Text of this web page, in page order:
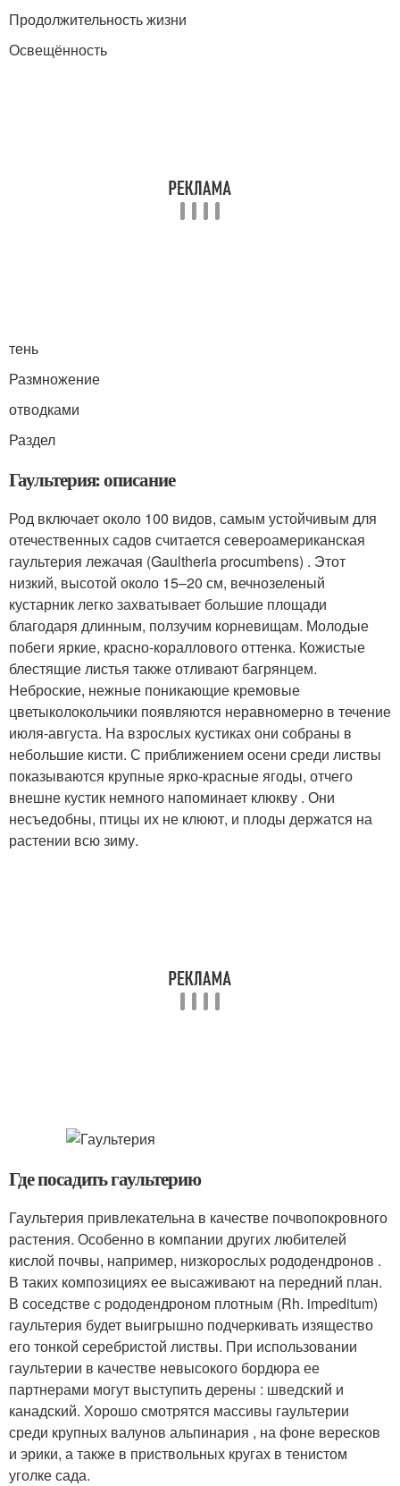
Продолжительность жизни
Освещённость
тень
Размножение
отводками
Раздел
Гаультерия: описание
Род включает около 100 видов, самым устойчивым для
отечественных садов считается североамериканская
гаультерия лежачая (Gaultheria procumbens) . Этот
низкий, высотой около 15–20 см, вечнозеленый
кустарник легко захватывает большие площади
благодаря длинным, ползучим корневищам. Молодые
побеги яркие, красно-кораллового оттенка. Кожистые
блестящие листья также отливают багрянцем.
Неброские, нежные поникающие кремовые
цветыколокольчики появляются неравномерно в течение
июля-августа. На взрослых кустиках они собраны в
небольшие кисти. С приближением осени среди листвы
показываются крупные ярко-красные ягоды, отчего
внешне кустик немного напоминает клюкву . Они
несъедобны, птицы их не клюют, и плоды держатся на
растении всю зиму.
Где посадить гаультерию
Гаультерия привлекательна в качестве почвопокровного
растения. Особенно в компании других любителей
кислой почвы, например, низкорослых рододендронов .
В таких композициях ее высаживают на передний план.
В соседстве с рододендроном плотным (Rh. impeditum)
гаультерия будет выигрышно подчеркивать изящество
его тонкой серебристой листвы. При использовании
гаультерии в качестве невысокого бордюра ее
партнерами могут выступить дерены : шведский и
канадский. Хорошо смотрятся массивы гаультерии
среди крупных валунов альпинария , на фоне вересков
и эрики, а также в приствольных кругах в тенистом
уголке сада.